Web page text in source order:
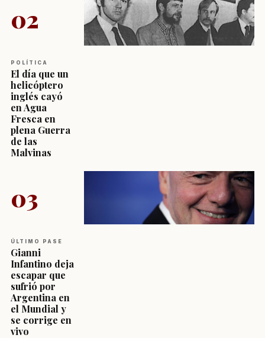
02
POLÍTICA
El día que un
helicóptero
inglés cayó
en Agua
Fresca en
plena Guerra
de las
Malvinas
03
ÚLTIMO PASE
Gianni
Infantino deja
escapar que
sufrió por
Argentina en
el Mundial y
se corrige en
vivo